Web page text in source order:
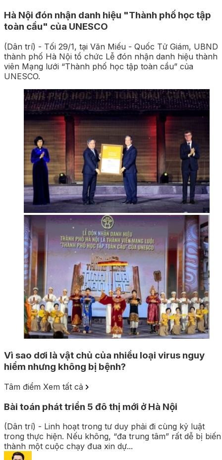
Hà Nội đón nhận danh hiệu "Thành phố học tập
toàn cầu" của UNESCO
(Dân trí) - Tối 29/1, tại Văn Miếu - Quốc Tử Giám, UBND
thành phố Hà Nội tổ chức Lễ đón nhận danh hiệu thành
viên Mạng lưới “Thành phố học tập toàn cầu” của
UNESCO.
Vì sao dơi là vật chủ của nhiều loại virus nguy
hiểm nhưng không bị bệnh?
Tâm điểm Xem tất cả
Bài toán phát triển 5 đô thị mới ở Hà Nội
(Dân trí) - Linh hoạt trong tư duy phải đi cùng kỷ luật
trong thực hiện. Nếu không, “đa trung tâm” rất dễ bị biến
thành một cuộc chạy đua xin dự...